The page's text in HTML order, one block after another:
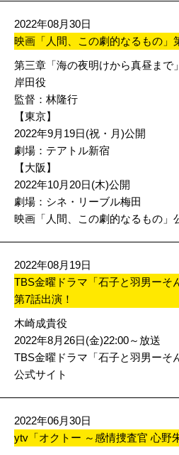
2022年08月30日
映画「人間、この劇的なるもの」
第三章「海の夜明けから真昼まで」
岸田役
監督：林隆行
【東京】
2022年9月19日(祝・月)公開
劇場：テアトル新宿
【大阪】
2022年10月20日(木)公開
劇場：シネ・リーブル梅田
映画「人間、この劇的なるもの」
2022年08月19日
TBS金曜ドラマ「石子と羽男ーそ
第7話出演！
木崎成貴役
2022年8月26日(金)22:00～放送
TBS金曜ドラマ「石子と羽男ーそ
公式サイト
2022年06月30日
ytv「オクトー ～感情捜査官 心野